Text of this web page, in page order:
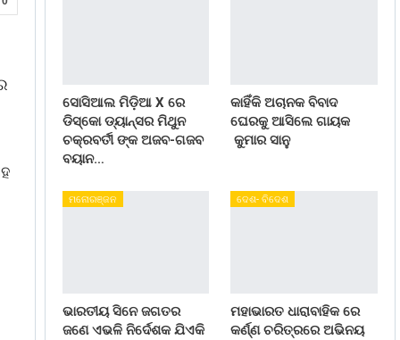
ସୋସିଆଲ ମିଡ଼ିଆ X ରେ
ଡିସ୍କୋ ଡ୍ୟାନ୍ସର ମିଥୁନ
ଚକ୍ରବର୍ତୀ ଙ୍କ ଅଜବ-ଗଜବ
ବୟାନ…
କାହିଁକି ଅଚାନକ ବିବାଦ
ଘେରକୁ ଆସିଲେ ଗାୟକ
କୁମାର ସାନୁ
ମନୋରଞ୍ଜନ
ଭାରତୀୟ ସିନେ ଜଗତର
ଜଣେ ଏଭଳି ନିର୍ଦେଶକ ଯିଏକି
ଦେଶ- ବିଦେଶ
ମହାଭାରତ ଧାରାବାହିକ ରେ
କର୍ଣ୍ଣ ଚରିତ୍ରରେ ଅଭିନୟ